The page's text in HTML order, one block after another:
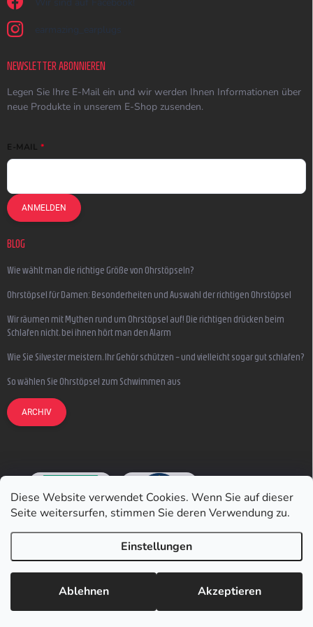
Diese Website verwendet Cookies. Wenn Sie auf dieser
Seite weitersurfen, stimmen Sie deren Verwendung zu.
Einstellungen
Ablehnen Akzeptieren
earmazing_earplugs
NEWSLETTER ABONNIEREN
Legen Sie Ihre E-Mail ein und wir werden Ihnen Informationen über
neue Produkte in unserem E-Shop zusenden.
E-MAIL
ANMELDEN
BLOG
Wie wählt man die richtige Größe von Ohrstöpseln?
Ohrstöpsel für Damen: Besonderheiten und Auswahl der richtigen Ohrstöpsel
Wir räumen mit Mythen rund um Ohrstöpsel auf! Die richtigen drücken beim
Schlafen nicht, bei ihnen hört man den Alarm
Wie Sie Silvester meistern, Ihr Gehör schützen – und vielleicht sogar gut schlafen?
So wählen Sie Ohrstöpsel zum Schwimmen aus
ARCHIV
Erstellt von Shoptet
Copyright 2026 . Alle Rechte vorbehalten.